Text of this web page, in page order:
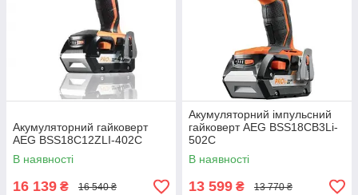
Акумуляторний гайковерт
AEG BSS18C12ZLI-402C
В наявності
16 139 ₴ 16 540 ₴
Акумуляторний імпульсний
гайковерт AEG BSS18CB3Li-
502C
В наявності
13 599 ₴ 13 770 ₴